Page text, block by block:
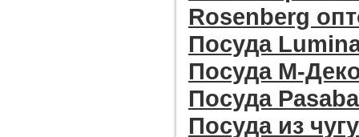
Rosenberg
Посуда
Посуда М-
Посуда
Посуда из